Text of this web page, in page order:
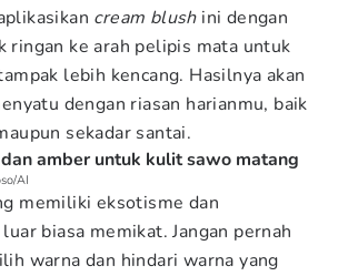
cream blushini dengan
ringan ke arah pelipis mata untuk
lebih kencang. Hasilnya akan
dengan riasan harianmu, baik
sekadar santai.
amber untuk kulit sawo matang
AI
memiliki eksotisme dan
biasa memikat. Jangan pernah
warna dan hindari warna yang